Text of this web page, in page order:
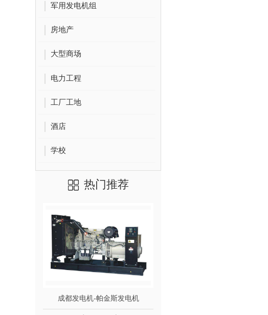
军用发电机组
房地产
大型商场
电力工程
工厂工地
酒店
学校
热门推荐
成都发电机-帕金斯发电机